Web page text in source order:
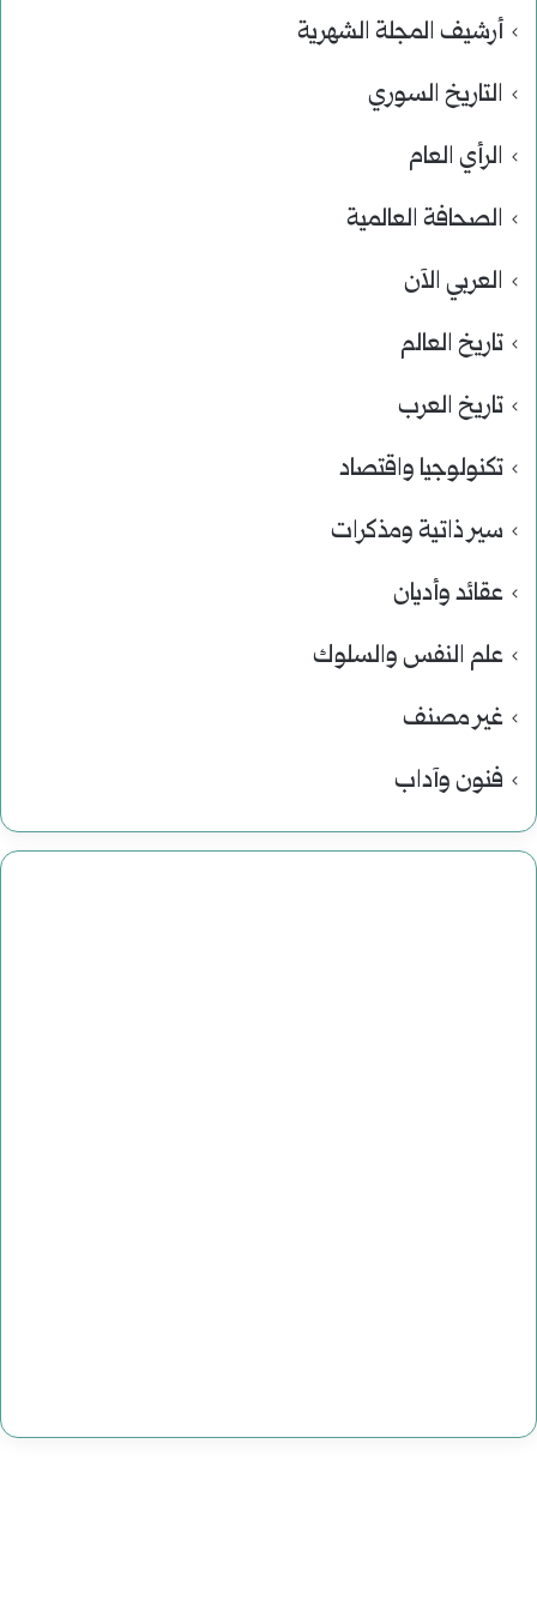
أرشيف المجلة الشهرية
التاريخ السوري
الرأي العام
الصحافة العالمية
العربي الآن
تاريخ العالم
تاريخ العرب
تكنولوجيا واقتصاد
سير ذاتية ومذكرات
عقائد وأديان
علم النفس والسلوك
غير مصنف
فنون وآداب